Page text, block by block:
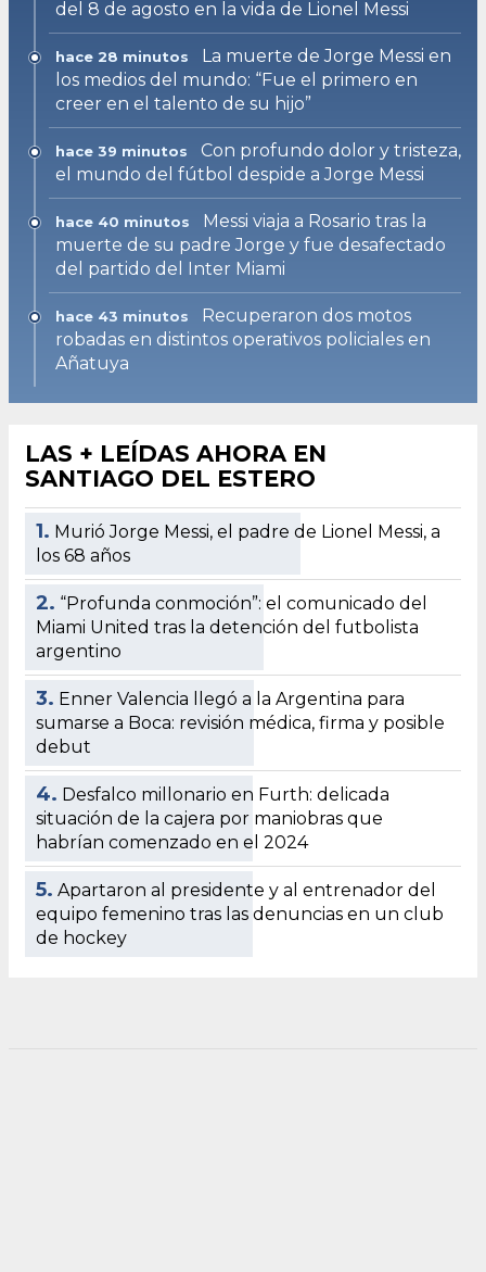
del 8 de agosto en la vida de Lionel Messi
hace 28 minutos
La muerte de Jorge Messi en
los medios del mundo: “Fue el primero en
creer en el talento de su hijo”
hace 39 minutos
Con profundo dolor y tristeza,
el mundo del fútbol despide a Jorge Messi
hace 40 minutos
Messi viaja a Rosario tras la
muerte de su padre Jorge y fue desafectado
del partido del Inter Miami
hace 43 minutos
Recuperaron dos motos
robadas en distintos operativos policiales en
Añatuya
LAS + LEÍDAS AHORA EN
SANTIAGO DEL ESTERO
1. Murió Jorge Messi, el padre de Lionel Messi, a
los 68 años
2. “Profunda conmoción”: el comunicado del
Miami United tras la detención del futbolista
argentino
3. Enner Valencia llegó a la Argentina para
sumarse a Boca: revisión médica, firma y posible
debut
4. Desfalco millonario en Furth: delicada
situación de la cajera por maniobras que
habrían comenzado en el 2024
5. Apartaron al presidente y al entrenador del
equipo femenino tras las denuncias en un club
de hockey